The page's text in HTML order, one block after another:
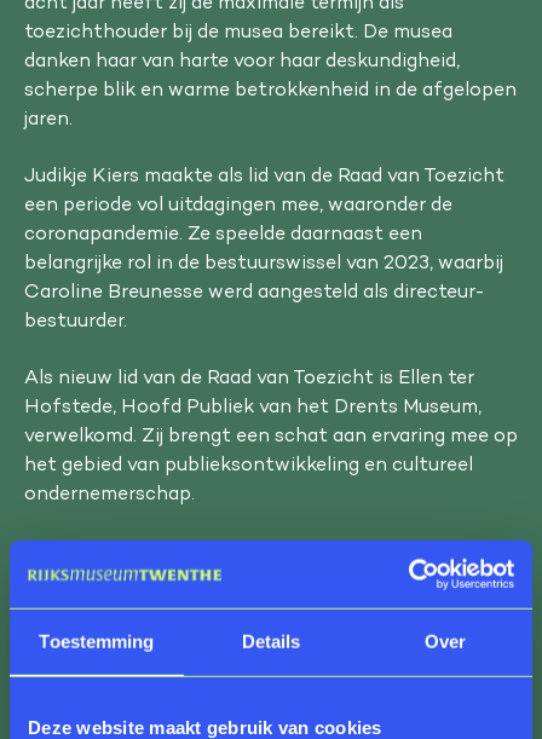
Toestemming Details Over
Deze website maakt gebruik van cookies
toezichthouder bij de musea bereikt. De musea
danken haar van harte voor haar deskundigheid,
scherpe blik en warme betrokkenheid in de afgelopen
jaren.
Judikje Kiers maakte als lid van de Raad van Toezicht
een periode vol uitdagingen mee, waaronder de
coronapandemie. Ze speelde daarnaast een
belangrijke rol in de bestuurswissel van 2023, waarbij
Caroline Breunesse werd aangesteld als directeur-
bestuurder.
Als nieuw lid van de Raad van Toezicht is Ellen ter
Hofstede, Hoofd Publiek van het Drents Museum,
verwelkomd. Zij brengt een schat aan ervaring mee op
het gebied van publieksontwikkeling en cultureel
ondernemerschap.
"Rijksmuseum Twenthe en De Museumfabriek zijn
twee museale parels in het oosten van het land.
Graag draag ik bij aan het nog glanzender maken van
bestuurder, te streven naar een optimale balans